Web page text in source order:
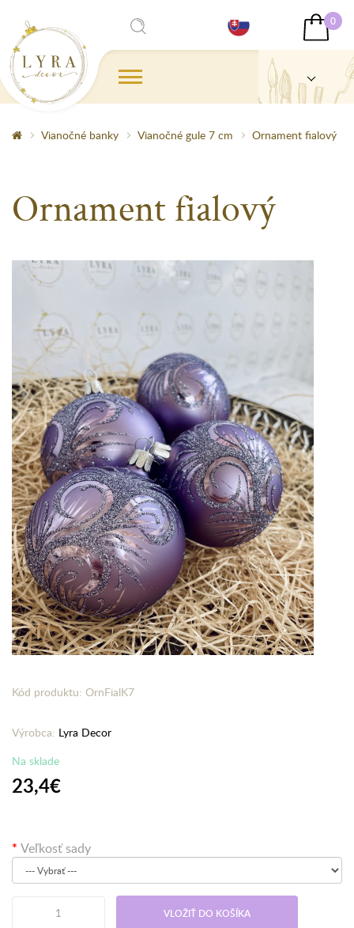
0
Vianočné banky Vianočné gule 7 cm Ornament fialový
Ornament fialový
Kód produktu: OrnFialK7
Výrobca: Lyra Decor
Na sklade
23,4€
Veľkosť sady
VLOŽIŤ DO KOŠÍKA